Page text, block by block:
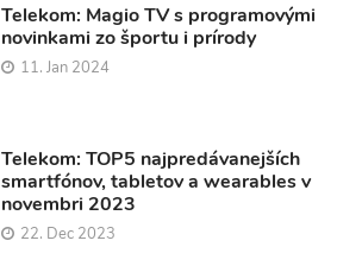
Telekom: Magio TV s programovými
novinkami zo športu i prírody
11. Jan 2024
Telekom: TOP5 najpredávanejších
smartfónov, tabletov a wearables v
novembri 2023
22. Dec 2023